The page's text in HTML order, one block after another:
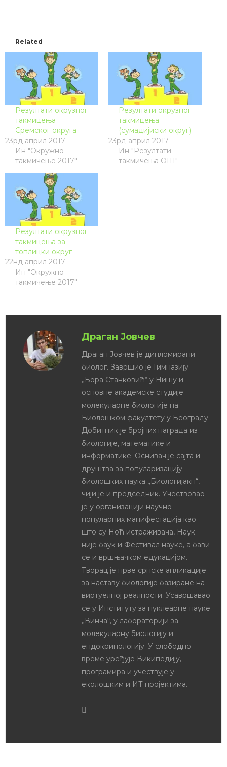
Related
Резултати окрузног
такмицења
Сремског округа
23рд април 2017
Ин "Окружно
такмичење 2017"
Резултати окрузног
такмицења
(сумадијиски округ)
23рд април 2017
Ин "Резултати
такмичења ОШ"
Резултати окрузног
такмицења за
топлицки округ
22нд април 2017
Ин "Окружно
такмичење 2017"
Драган Јовчев
Драган Јовчев је дипломирани
биолог. Завршио је Гимназију
„Бора Станковић“ у Нишу и
основне академске студије
молекуларне биологије на
Биолошком факултету у Београду.
Добитник је бројних награда из
биологије, математике и
информатике. Оснивач је сајта и
друштва за популаризацију
биолошких наука „Биологијакп“,
чији је и председник. Учествовао
је у организацији научно-
популарних манифестација као
што су Ноћ истраживача, Наук
није баук и Фестивал науке, а бави
се и вршњачком едукацијом.
Творац је прве српске апликације
за наставу биологије базиране на
виртуелној реалности. Усавршавао
се у Институту за нуклеарне науке
„Винча“, у лабораторији за
молекуларну биологију и
ендокринологију. У слободно
време уређује Википедију,
програмира и учествује у
еколошким и ИТ пројектима.